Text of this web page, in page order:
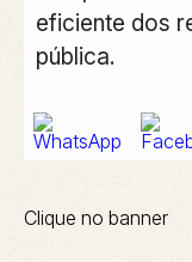
eficiente dos
pública.
Clique no banner